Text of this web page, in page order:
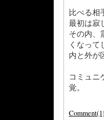
比べる相
最初は寂
その内、
くなって
内と外が
コミュニ
覚。